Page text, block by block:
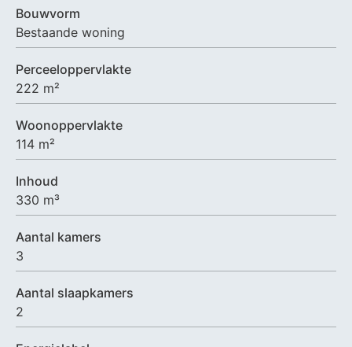
Bouwvorm
Bestaande woning
Perceeloppervlakte
222 m²
Woonoppervlakte
114 m²
Inhoud
330 m³
Aantal kamers
3
Aantal slaapkamers
2